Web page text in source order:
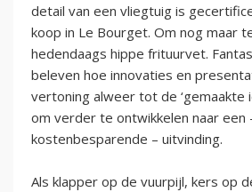
detail van een vliegtuig is
koop in Le Bourget. Om nog maar
hedendaags hippe frituurvet.
beleven hoe innovaties en
vertoning alweer tot de ‘gemaakte
om verder te ontwikkelen naar een
kostenbesparende – uitvinding.
Als klapper op de vuurpijl, kers op